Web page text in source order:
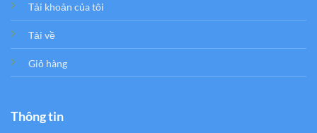
Tải khoản của tôi
Tải về
Giỏ hàng
Thông tin